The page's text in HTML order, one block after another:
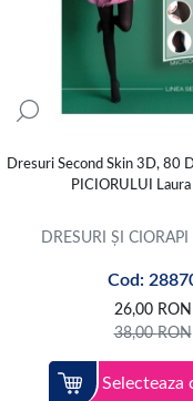
Dresuri Second Skin 3D, 80
PICIORULUI Laura
DRESURI ȘI
Cod:
26,00 RON
38,00RON
Selecteaza